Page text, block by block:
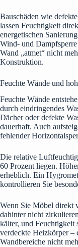
Bauschäden wie
lassen Feuchtigkeit
energetischen
Wind- und
Wand „atmet“ nicht
Konstruktion.
Feuchte Wände und
Feuchte Wände
durch eindringendes
Dächer oder defekte
dauerhaft. Auch
fehlender
Die relative
60 Prozent liegen.
erheblich. Ein
kontrollieren Sie
Wenn Sie Möbel direkt
dahinter nicht
kälter, und Feuchtigkeit
verdeckte Heizkörper –
Wandbereiche nicht